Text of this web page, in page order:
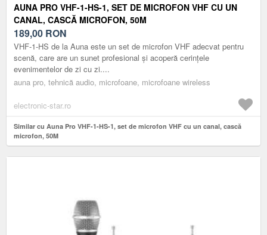
AUNA PRO VHF-1-HS-1, SET DE MICROFON VHF CU UN
CANAL, CASCĂ MICROFON, 50M
189,00 RON
VHF-1-HS de la Auna este un set de microfon VHF adecvat pentru
scenă, care are un sunet profesional și acoperă cerințele
evenimentelor de zi cu zi....
auna pro, tehnică audio, microfoane, microfoane wireless
electronic-star.ro
Similar cu Auna Pro VHF-1-HS-1, set de microfon VHF cu un canal, cască
microfon, 50M